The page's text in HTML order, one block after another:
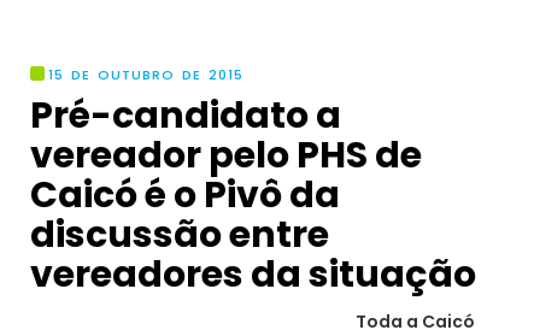
15 DE OUTUBRO DE 2015
Pré-candidato a
vereador pelo PHS de
Caicó é o Pivô da
discussão entre
vereadores da situação
Toda a Caicó